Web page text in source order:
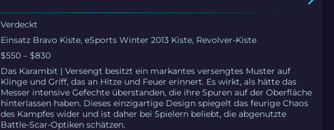
Verdeckt
Einsatz Bravo Kiste, eSports Winter 2013 Kiste, Revolver-Kiste
$550 – $830
Das Karambit | Versengt besitzt ein markantes versengtes Muster auf
Klinge und Griff, das an Hitze und Feuer erinnert. Es wirkt, als hätte das
Messer intensive Gefechte überstanden, die ihre Spuren auf der Oberfläche
hinterlassen haben. Dieses einzigartige Design spiegelt das feurige Chaos
des Kampfes wider und ist daher bei Spielern beliebt, die abgenutzte
Battle-Scar-Optiken schätzen.